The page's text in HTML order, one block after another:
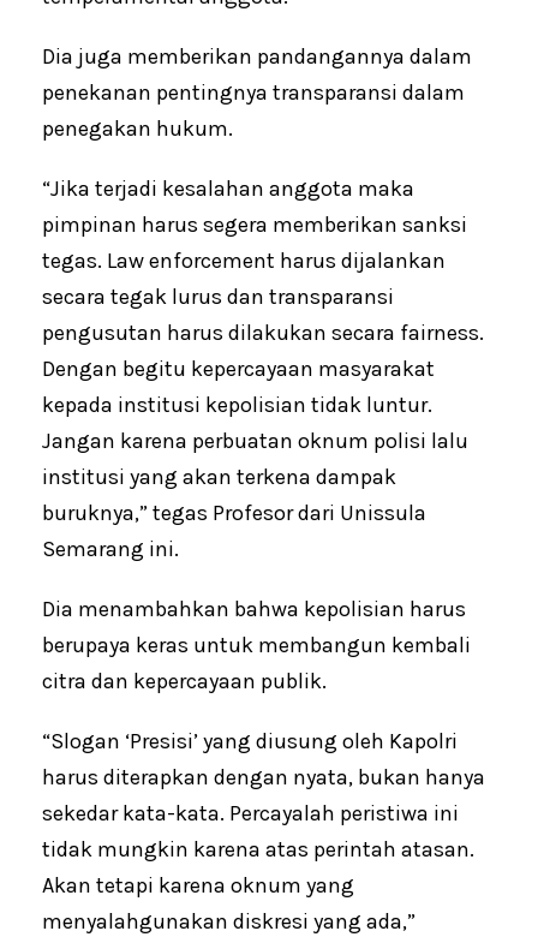
Dia juga memberikan pandangannya dalam
penekanan pentingnya transparansi dalam
penegakan hukum.
“Jika terjadi kesalahan anggota maka
pimpinan harus segera memberikan sanksi
tegas. Law enforcement harus dijalankan
secara tegak lurus dan transparansi
pengusutan harus dilakukan secara fairness.
Dengan begitu kepercayaan masyarakat
kepada institusi kepolisian tidak luntur.
Jangan karena perbuatan oknum polisi lalu
institusi yang akan terkena dampak
buruknya,” tegas Profesor dari Unissula
Semarang ini.
Dia menambahkan bahwa kepolisian harus
berupaya keras untuk membangun kembali
citra dan kepercayaan publik.
“Slogan ‘Presisi’ yang diusung oleh Kapolri
harus diterapkan dengan nyata, bukan hanya
sekedar kata-kata. Percayalah peristiwa ini
tidak mungkin karena atas perintah atasan.
Akan tetapi karena oknum yang
menyalahgunakan diskresi yang ada,”